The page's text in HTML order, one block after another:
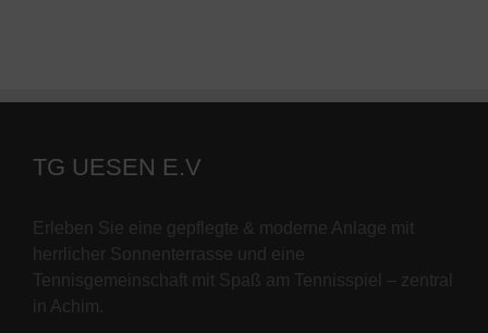
TG UESEN E.V
Erleben Sie eine gepflegte & moderne Anlage mit
herrlicher Sonnenterrasse und eine
Tennisgemeinschaft mit Spaß am Tennisspiel – zentral
in Achim.